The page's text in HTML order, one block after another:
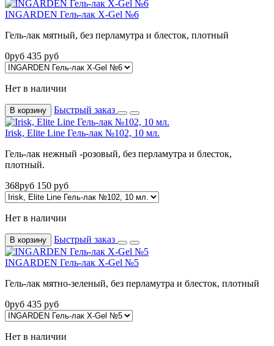
INGARDEN Гель-лак X-Gel №6
Гель-лак мятный, без перламутра и блесток, плотный
0руб 435 руб
Нет в наличии
В корзину Быстрый заказ
Irisk, Elite Line Гель-лак №102, 10 мл.
Гель-лак нежный -розовый, без перламутра и блесток,
плотный.
368руб 150 руб
Нет в наличии
В корзину Быстрый заказ
INGARDEN Гель-лак X-Gel №5
Гель-лак мятно-зеленый, без перламутра и блесток, плотный
0руб 435 руб
Нет в наличии